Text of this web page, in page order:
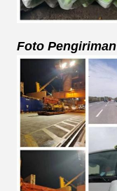
Foto Pengiriman